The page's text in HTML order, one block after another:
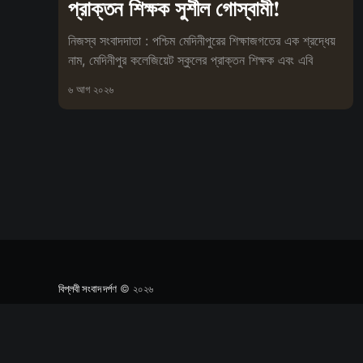
প্রাক্তন শিক্ষক সুশীল গোস্বামী!
নিজস্ব সংবাদদাতা : পশ্চিম মেদিনীপুরের শিক্ষাজগতের এক শ্রদ্ধেয়
নাম, মেদিনীপুর কলেজিয়েট স্কুলের প্রাক্তন শিক্ষক এবং এবি
৬ আগ ২০২৬
বিপ্লবী সংবাদ দর্পণ© ২০২৬